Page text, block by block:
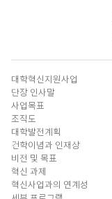
대학혁신지원사업
단장 인사말
사업목표
조직도
대학발전계획
건학이념과 인재상
비전 및 목표
혁신 과제
혁신사업과의 연계성